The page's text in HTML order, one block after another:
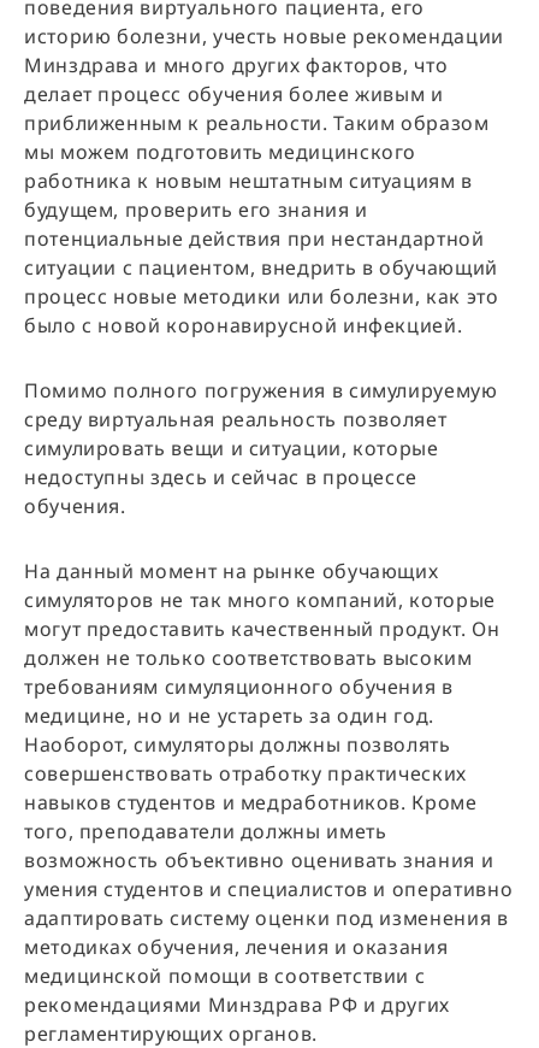
поведения виртуального пациента, его
историю болезни, учесть новые рекомендации
Минздрава и много других факторов, что
делает процесс обучения более живым и
приближенным к реальности. Таким образом
мы можем подготовить медицинского
работника к новым нештатным ситуациям в
будущем, проверить его знания и
потенциальные действия при нестандартной
ситуации с пациентом, внедрить в обучающий
процесс новые методики или болезни, как это
было с новой коронавирусной инфекцией.
Помимо полного погружения в симулируемую
среду виртуальная реальность позволяет
симулировать вещи и ситуации, которые
недоступны здесь и сейчас в процессе
обучения.
На данный момент на рынке обучающих
симуляторов не так много компаний, которые
могут предоставить качественный продукт. Он
должен не только соответствовать высоким
требованиям симуляционного обучения в
медицине, но и не устареть за один год.
Наоборот, симуляторы должны позволять
совершенствовать отработку практических
навыков студентов и медработников. Кроме
того, преподаватели должны иметь
возможность объективно оценивать знания и
умения студентов и специалистов и оперативно
адаптировать систему оценки под изменения в
методиках обучения, лечения и оказания
медицинской помощи в соответствии с
рекомендациями Минздрава РФ и других
регламентирующих органов.